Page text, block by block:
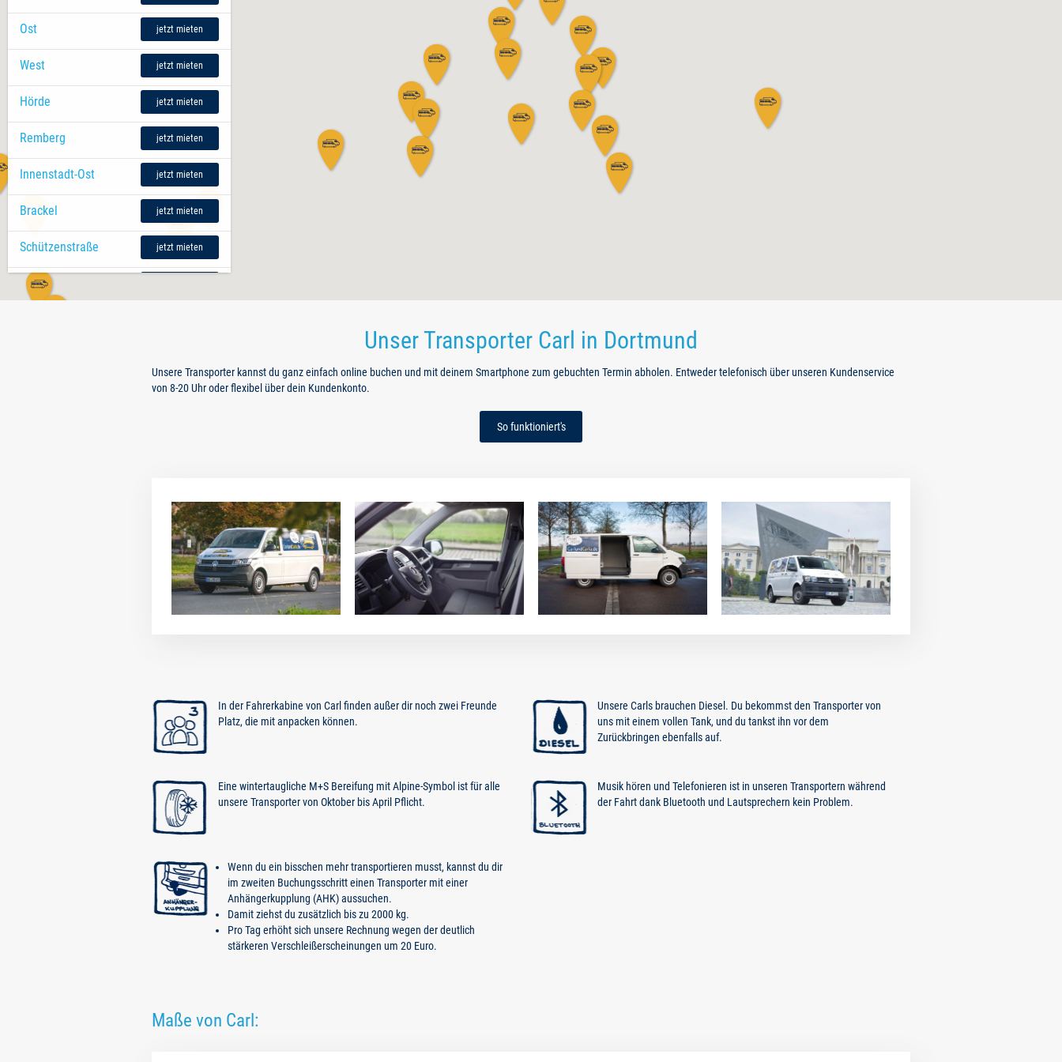
Ost jetzt mieten
West jetzt mieten
Hörde jetzt mieten
Remberg jetzt mieten
Innenstadt-Ost jetzt mieten
Brackel jetzt mieten
Schützenstraße jetzt mieten
Oespel
jetzt mieten
jetzt mieten
jetzt mieten
Unser Transporter Carl in Dortmund
Unsere Transporter kannst du ganz einfach online buchen und mit deinem Smartphone zum gebuchten Termin abholen. Entweder telefonisch über unseren Kundenservice
von 8-20 Uhr oder flexibel über dein Kundenkonto.
So funktioniert's
In der Fahrerkabine von Carl finden außer dir noch zwei Freunde
Platz, die mit anpacken können.
Unsere Carls brauchen Diesel. Du bekommst den Transporter von
uns mit einem vollen Tank, und du tankst ihn vor dem
Zurückbringen ebenfalls auf.
Eine wintertaugliche M+S Bereifung mit Alpine-Symbol ist für alle
unsere Transporter von Oktober bis April Pflicht.
Musik hören und Telefonieren ist in unseren Transportern während
der Fahrt dank Bluetooth und Lautsprechern kein Problem.
Wenn du ein bisschen mehr transportieren musst, kannst du dir
im zweiten Buchungsschritt einen Transporter mit einer
Anhängerkupplung (AHK) aussuchen.
Damit ziehst du zusätzlich bis zu 2000 kg.
Pro Tag erhöht sich unsere Rechnung wegen der deutlich
stärkeren Verschleißerscheinungen um 20 Euro.
Maße von Carl: